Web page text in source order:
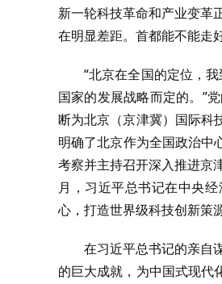
新一轮科技革命和产业变革
在明显差距。首都能不能走
“北京在全国的定位，
国家的发展战略而定的。”
断为北京（京津冀）国际科
明确了北京作为全国政治中
考察并主持召开深入推进京
月，习近平总书记在中央
心，打造世界级科技创新策源
在习近平总书记的亲自
的巨大成就，为中国式现代